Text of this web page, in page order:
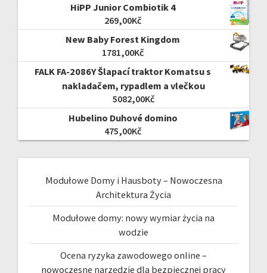
HiPP Junior Combiotik 4
269,00Kč
New Baby Forest Kingdom
1781,00Kč
FALK FA-2086Y Šlapací traktor Komatsu s
nakladačem, rypadlem a vlečkou
5082,00Kč
Hubelino Duhové domino
475,00Kč
Modułowe Domy i Hausboty – Nowoczesna
Architektura Życia
Modułowe domy: nowy wymiar życia na
wodzie
Ocena ryzyka zawodowego online –
nowoczesne narzędzie dla bezpiecznej pracy